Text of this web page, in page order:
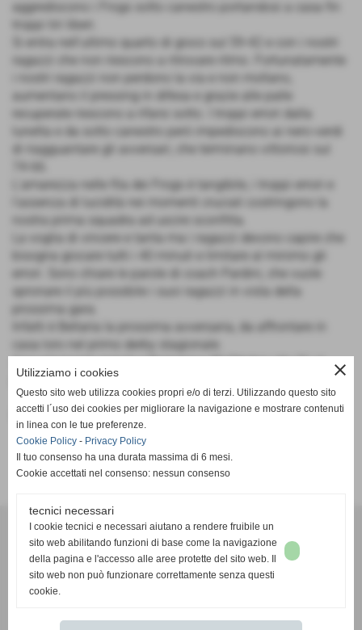
aggrediscono i Frogs sotto canestro portandosi a casa fin
troppi tiri liberi.
Si entra nell'ultimo quarto di gioco sul 59-42 e con i nostri
ragazzi che non riescono a ritrovare ritmo. Fortunatamente
i nostri ragazzi non perdono la via e non mollano,
aumentano il pressing in difesa e grazie alle palle
recuperate riescono a rifarsi sotto. I troppi errori dalla
lunetta e da sotto canestro però impediscono ai nero-verdi
di riagguantare gli avversari, che terminano vittoriosi sul
L'amarezza nelle fila dei Frogs è tangibile, i troppi errori e
l'assenza di lucidità nei momenti cruciali costringono la
nostra prima squadra ad uscire sconfitta.
La voglia di vincere e tanta ma i ragazzi devono capire che
bisogna giocare tutti i 40 minuti e limitare al minimo gli
errori. Sono chiare le parole di coach Pardini, che vuole
spronare il più possibile i suoi ragazzi in vista della
prossima gara.
Infatti è Bellaria la prossima avversaria, da affrontare in
casa loro nel primo derby stagionale.
palazzetto di Bellaria a Pontedera.
Fonte: Frogs
A. D. Pallacanestro Castelfranco Frogs
Via Rocco Scotellaro, 39 - CAP 56022 - Castelfranco di sotto (Pisa)
P.I. 01636130500
Tel. 3387540212
close
Utilizziamo i cookies
Questo sito web utilizza cookies propri e/o di terzi. Utilizzando questo sito
accetti l´uso dei cookies per migliorare la navigazione e mostrare contenuti
in linea con le tue preferenze.
Cookie Policy - Privacy Policy
Il tuo consenso ha una durata massima di 6 mesi.
Cookie accettati nel consenso: nessun consenso
tecnici necessari
I cookie tecnici e necessari aiutano a rendere fruibile un
sito web abilitando funzioni di base come la navigazione
della pagina e l'accesso alle aree protette del sito web. Il
sito web non può funzionare correttamente senza questi
cookie.